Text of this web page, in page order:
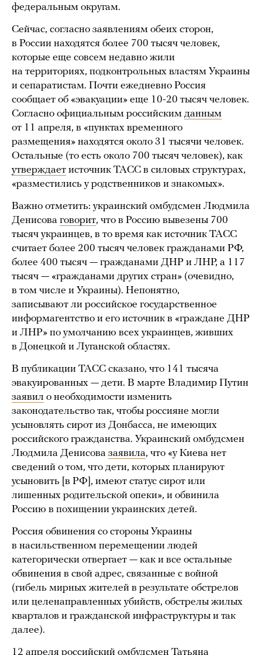
федеральным округам.
Сейчас, согласно заявлениям обеих сторон,
в России находятся более 700 тысяч человек,
которые еще совсем недавно жили
на территориях, подконтрольных властям Украины
и сепаратистам. Почти ежедневно Россия
сообщает об «эвакуации» еще 10-20 тысяч человек.
Согласно официальным российским данным
от 11 апреля, в «пунктах временного
размещения» находятся около 31 тысячи человек.
Остальные (то есть около 700 тысяч человек), как
утверждает источник ТАСС в силовых структурах,
«разместились у родственников и знакомых».
Важно отметить: украинский омбудсмен Людмила
Денисова говорит, что в Россию вывезены 700
тысяч украинцев, в то время как источник ТАСС
считает более 200 тысяч человек гражданами РФ,
более 400 тысяч — гражданами ДНР и ЛНР, а 117
тысяч — «гражданами других стран» (очевидно,
в том числе и Украины). Непонятно,
записывают ли российское государственное
информагентство и его источник в «граждане ДНР
и ЛНР» по умолчанию всех украинцев, живших
в Донецкой и Луганской областях.
В публикации ТАСС сказано, что 141 тысяча
эвакуированных — дети. В марте Владимир Путин
заявил о необходимости изменить
законодательство так, чтобы россияне могли
усыновлять сирот из Донбасса, не имеющих
российского гражданства. Украинский омбудсмен
Людмила Денисова заявила, что «у Киева нет
сведений о том, что дети, которых планируют
усыновить [в РФ], имеют статус сирот или
лишенных родительской опеки», и обвинила
Россию в похищении украинских детей.
Россия обвинения со стороны Украины
в насильственном перемещении людей
категорически отвергает — как и все остальные
обвинения в свой адрес, связанные с войной
(гибель мирных жителей в результате обстрелов
или целенаправленных убийств, обстрелы жилых
кварталов и гражданской инфраструктуры и так
далее).
12 апреля российский омбудсмен Татьяна